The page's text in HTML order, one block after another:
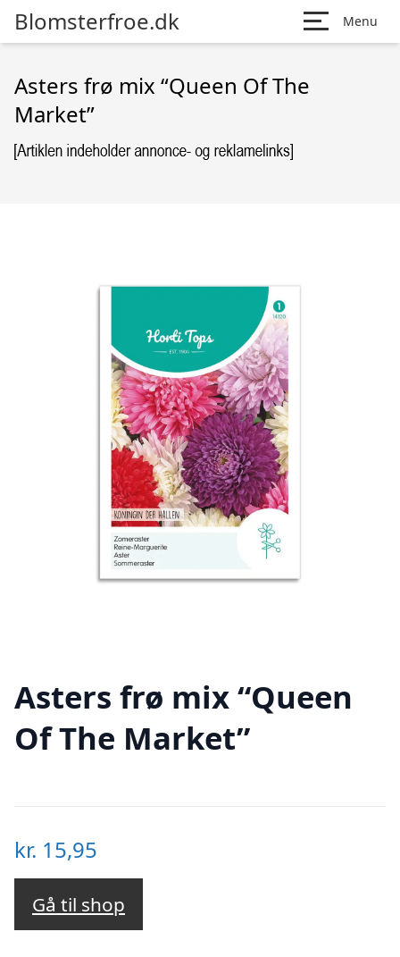
Blomsterfroe.dk Menu
Asters frø mix “Queen Of The
Market”
Asters frø mix “Queen
Of The Market”
kr. 15,95
Gå til shop